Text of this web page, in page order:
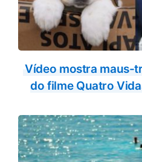
Vídeo mostra maus-
do filme Quatro